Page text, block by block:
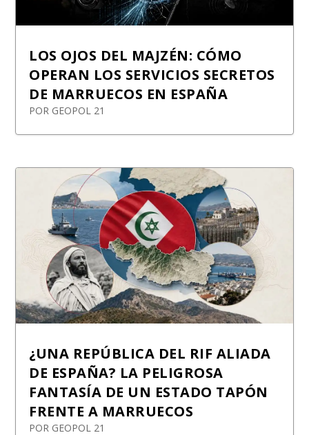
LOS OJOS DEL MAJZÉN: CÓMO
OPERAN LOS SERVICIOS SECRETOS
DE MARRUECOS EN ESPAÑA
POR GEOPOL 21
¿UNA REPÚBLICA DEL RIF ALIADA
DE ESPAÑA? LA PELIGROSA
FANTASÍA DE UN ESTADO TAPÓN
FRENTE A MARRUECOS
POR GEOPOL 21